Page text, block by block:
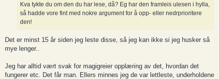
Kva tykte du om den du har lese, då? Eg har den framleis ulesen i hylla,
så hadde vore fint med nokre argument for å opp- eller nedrprioritere
den!
Det er minst 15 år siden jeg leste disse, så jeg kan ikke si jeg husker så
mye lenger..
Jeg har alltid vært svak for magigreier opplæring av det, hvordan det
fungerer etc. Det får man. Ellers minnes jeg de var lettleste, underholdene